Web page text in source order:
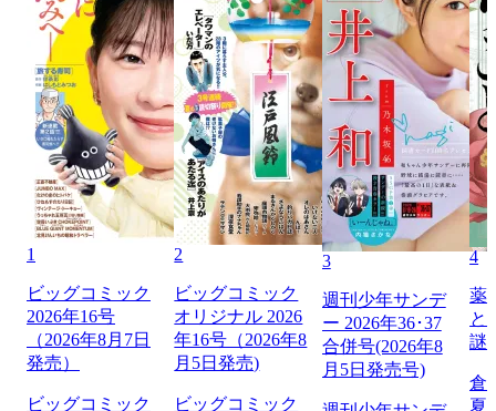
1
ビッグコミック
2026年16号
（2026年8月7日
発売）
ビッグコミック
2
ビッグコミック
オリジナル 2026
年16号（2026年8
月5日発売)
ビッグコミック
3
週刊少年サンデ
ー 2026年36･37
合併号(2026年8
月5日発売号)
4
薬
と
謎
倉
夏